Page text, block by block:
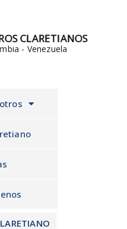
CLARETIANOS
- Venezuela